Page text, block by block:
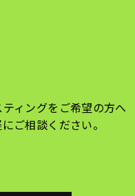
ィングをご希望の方へ
ご相談ください。